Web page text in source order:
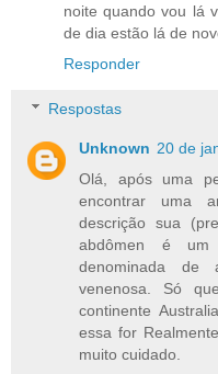
noite quando vou lá
de dia estão lá de
Responder
Respostas
Unknown 20 de
Olá, após uma
encontrar uma
descrição sua
abdômen é
denominada de
venenosa. Só
continente
essa for
muito cuidado.